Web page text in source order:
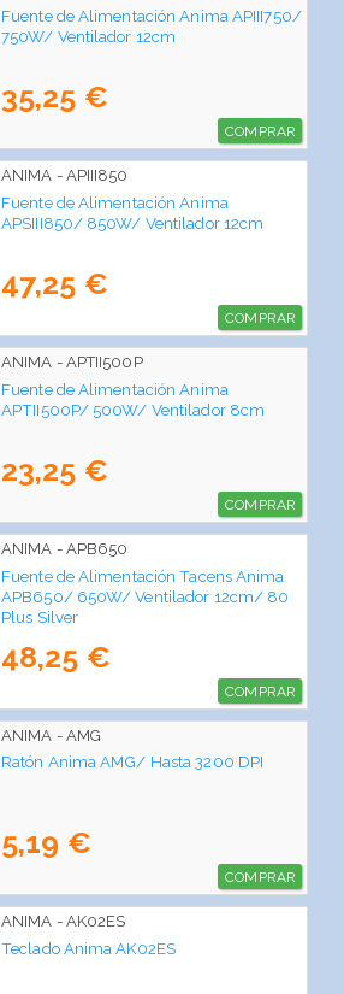
Fuente de Alimentación Anima APIII750/
750W/ Ventilador 12cm
35,25 €
COMPRAR
ANIMA - APIII850
Fuente de Alimentación Anima
APSIII850/ 850W/ Ventilador 12cm
47,25 €
COMPRAR
ANIMA - APTII500P
Fuente de Alimentación Anima
APTII500P/ 500W/ Ventilador 8cm
23,25 €
COMPRAR
ANIMA - APB650
Fuente de Alimentación Tacens Anima
APB650/ 650W/ Ventilador 12cm/ 80
Plus Silver
48,25 €
COMPRAR
ANIMA - AMG
Ratón Anima AMG/ Hasta 3200 DPI
5,19 €
COMPRAR
ANIMA - AK02ES
Teclado Anima AK02ES